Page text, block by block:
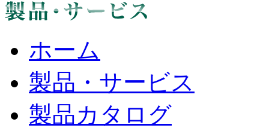
ホーム
製品・サービス
製品カタログ